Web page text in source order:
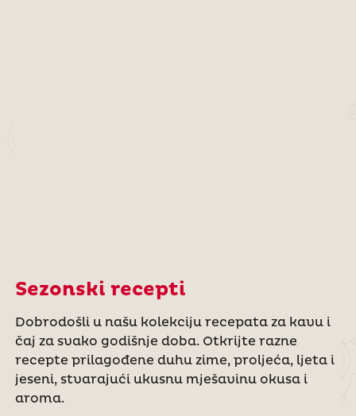
Sezonski recepti
Dobrodošli u našu kolekciju recepata za kavu i
čaj za svako godišnje doba. Otkrijte razne
recepte prilagođene duhu zime, proljeća, ljeta i
jeseni, stvarajući ukusnu mješavinu okusa i
aroma.